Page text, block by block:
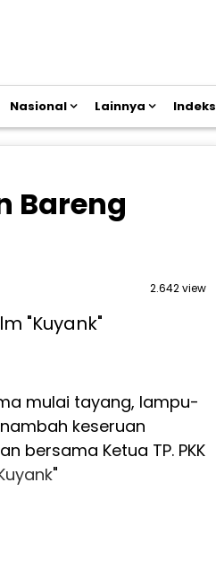
Nasional Lainnya Indeks
Bareng
2.642 view
mulai tayang, lampu-
keseruan
bersama Ketua TP. PKK
"